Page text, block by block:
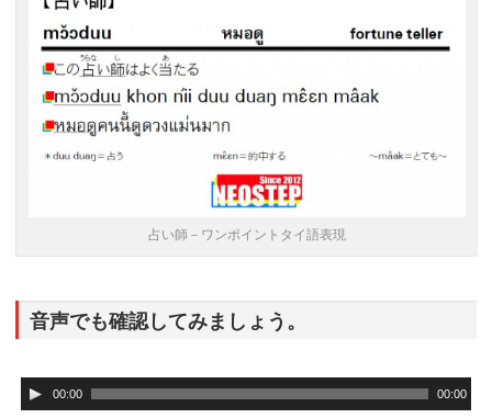
占い師－ワンポイントタイ語表現
音声でも確認してみましょう。
音
声
00:00 00:00